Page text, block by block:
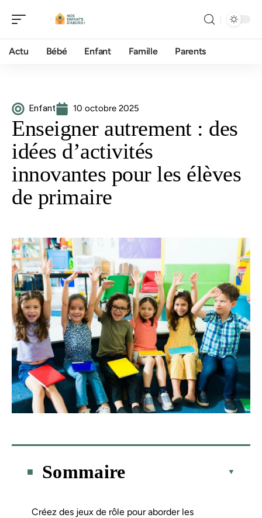
Actu Bébé Enfant Famille Parents
Enfant 10 octobre 2025
Enseigner autrement : des
idées d’activités
innovantes pour les élèves
de primaire
Sommaire
Créez des jeux de rôle pour aborder les